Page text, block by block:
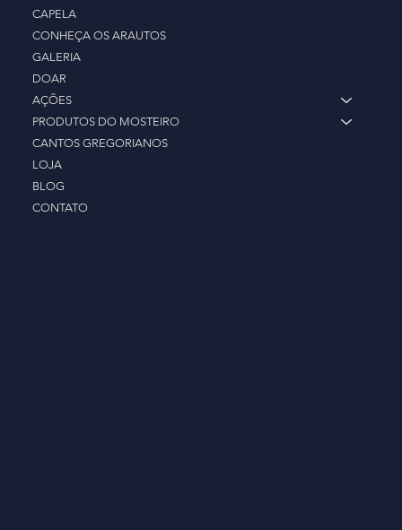
CAPELA
CONHEÇA OS ARAUTOS
GALERIA
DOAR
AÇÕES
PRODUTOS DO MOSTEIRO
CANTOS GREGORIANOS
LOJA
BLOG
CONTATO